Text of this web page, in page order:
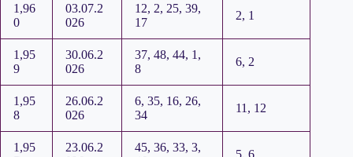
1,96
0
03.07.2
026
12, 2, 25, 39,
17
2, 1
1,95
9
30.06.2
026
37, 48, 44, 1,
8
6, 2
1,95
8
26.06.2
026
6, 35, 16, 26,
34
11, 12
1,95
23.06.2
45, 36, 33, 3,
5, 6